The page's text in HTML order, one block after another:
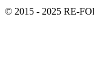
© 2015 - 2025 RE-